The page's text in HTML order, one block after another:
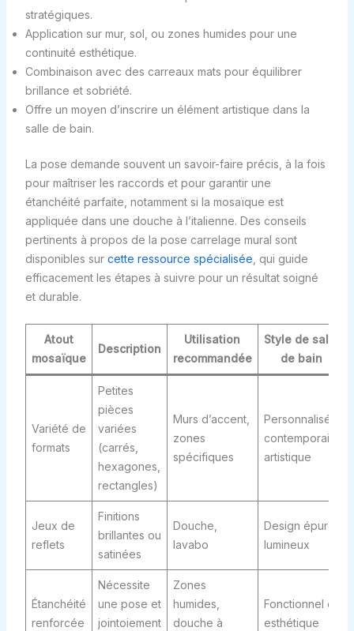
stratégiques.
Application sur mur, sol, ou zones humides pour une
continuité esthétique.
Combinaison avec des carreaux mats pour équilibrer
brillance et sobriété.
Offre un moyen d’inscrire un élément artistique dans la
salle de bain.
La pose demande souvent un savoir-faire précis, à la fois
pour maîtriser les raccords et pour garantir une
étanchéité parfaite, notamment si la mosaïque est
appliquée dans une douche à l’italienne. Des conseils
pertinents à propos de la pose carrelage mural sont
disponibles sur cette ressource spécialisée , qui guide
efficacement les étapes à suivre pour un résultat soigné
et durable.
Atout
mosaïque
Description
Utilisation
recommandée
Style de salle
de bain
Variété de
formats
Petites
pièces
variées
(carrés,
hexagones,
rectangles)
Murs d’accent,
zones
spécifiques
Personnalisé,
contemporain,
artistique
Jeux de
reflets
Finitions
brillantes ou
satinées
Douche,
lavabo
Design épuré,
lumineux
Étanchéité
renforcée
Nécessite
une pose et
jointoiement
Zones
humides,
douche à
Fonctionnel et
esthétique